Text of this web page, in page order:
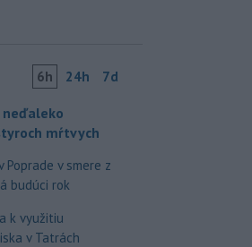
6h 24h 7d
mŕtvych
v smere z
budúci rok
k využitiu
v Tatrách